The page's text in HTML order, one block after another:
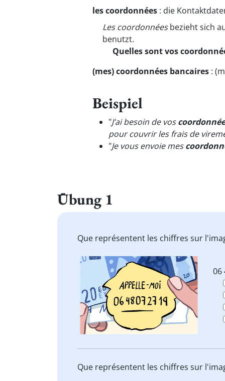
les coordonnées : die
Les coordonnéesbezieht sich
benutzt.
Quelles sont vos
(mes) coordonnées bancaires :
Beispiel
"J’ai besoin de vos
pour couvrir les frais de
"Je vous envoie mes
Übung 1
Que représentent les chiffres sur
06
Que représentent les chiffres sur